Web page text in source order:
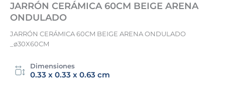
JARRÓN CERÁMICA 60CM BEIGE ARENA
ONDULADO
JARRÓN CERÁMICA 60CM BEIGE ARENA ONDULADO
_ø30X60CM
Dimensiones
0.33 x 0.33 x 0.63 cm